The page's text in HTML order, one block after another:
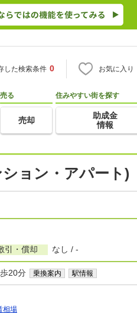
した検索条件 0 お気に入り
売る
売却
住みやすい街を探す
助成金
情報
ョン・アパート)
引・償却 なし / -
20分 乗換案内 駅情報
相場